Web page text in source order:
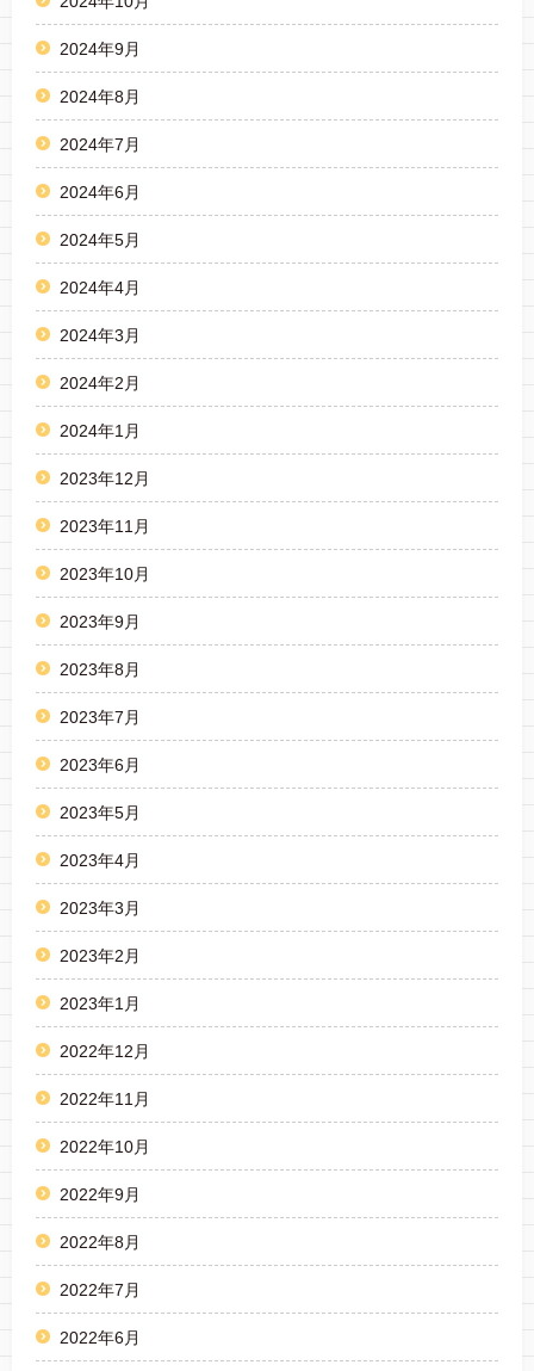
2024年9月
2024年8月
2024年7月
2024年6月
2024年5月
2024年4月
2024年3月
2024年2月
2024年1月
2023年12月
2023年11月
2023年10月
2023年9月
2023年8月
2023年7月
2023年6月
2023年5月
2023年4月
2023年3月
2023年2月
2023年1月
2022年12月
2022年11月
2022年10月
2022年9月
2022年8月
2022年7月
2022年6月